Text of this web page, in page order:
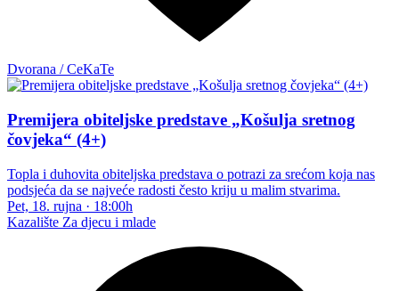
Dvorana / CeKaTe
Premijera obiteljske predstave „Košulja sretnog
čovjeka“ (4+)
Topla i duhovita obiteljska predstava o potrazi za srećom koja nas
podsjeća da se najveće radosti često kriju u malim stvarima.
Pet, 18. rujna · 18:00h
Kazalište Za djecu i mlade